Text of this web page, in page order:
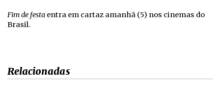
Fim de festa entra em cartaz amanhã (5) nos cinemas do
Brasil.
Relacionadas